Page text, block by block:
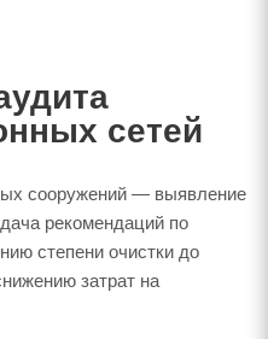
сетей
сооружений — выявление
рекомендаций по
степени очистки до
затрат на